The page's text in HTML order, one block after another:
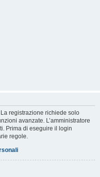
registrazione richiede solo
avanzate. L’amministratore
Prima di eseguire il login
regole.